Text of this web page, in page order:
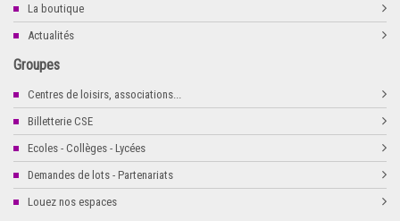
La boutique
Actualités
Groupes
Centres de loisirs, associations...
Billetterie CSE
Ecoles - Collèges - Lycées
Demandes de lots - Partenariats
Louez nos espaces